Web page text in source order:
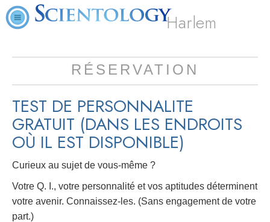
Harlem
RÉSERVATION
TEST DE PERSONNALITE
GRATUIT (DANS LES ENDROITS
OÙ IL EST DISPONIBLE)
Curieux au sujet de vous-même ?
Votre Q. I., votre personnalité et vos aptitudes déterminent
votre avenir. Connaissez-les. (Sans engagement de votre
part.)